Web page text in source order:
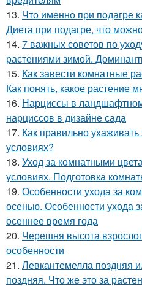
13. Что именно при подагре
Диета при подагре, что
14. 7 важных советов по
растениями зимой.
15. Как завести комнатные
Как понять, какое растение
16. Нарциссы в
нарциссов в дизайне сада
17. Как правильно
условиях?
18. Уход за комнатными
условиях. Подготовка
19. Особенности ухода за
осенью. Особенности ухода
осеннее время года
20. Черешня высота
особенности
21. Левкантемелла поздняя
поздняя. Что же это за